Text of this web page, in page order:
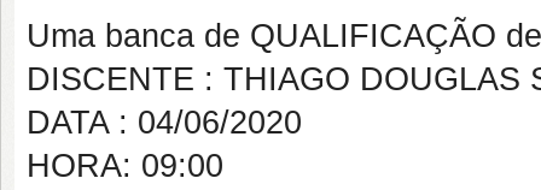
Uma banca de QUALIFICAÇÃO
DISCENTE : THIAGO DOUGLAS
DATA : 04/06/2020
HORA: 09:00